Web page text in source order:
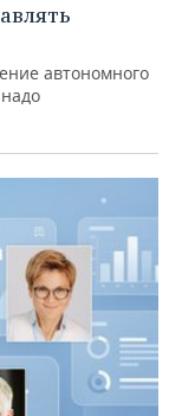
автономного